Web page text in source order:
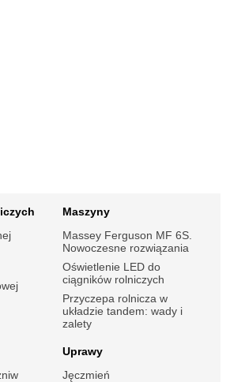
Maszyny
Massey Ferguson MF 6S.
Nowoczesne rozwiązania
Oświetlenie LED do
ciągników rolniczych
Przyczepa rolnicza w
układzie tandem: wady i
zalety
Uprawy
Jęczmień